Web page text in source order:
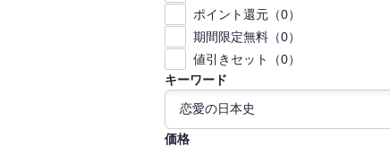
ポイント還元（0）
期間限定無料（0）
値引きセット（0）
キーワード
価格